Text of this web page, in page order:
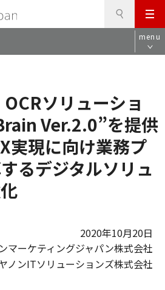
メ
ニ
ュ
menu
ソリューショ
Ver.2.0”を提供
実現に向け業務プ
るデジタルソリュ
2020年10月20日
マーケティングジャパン株式会社
ノンITソリューションズ株式会社